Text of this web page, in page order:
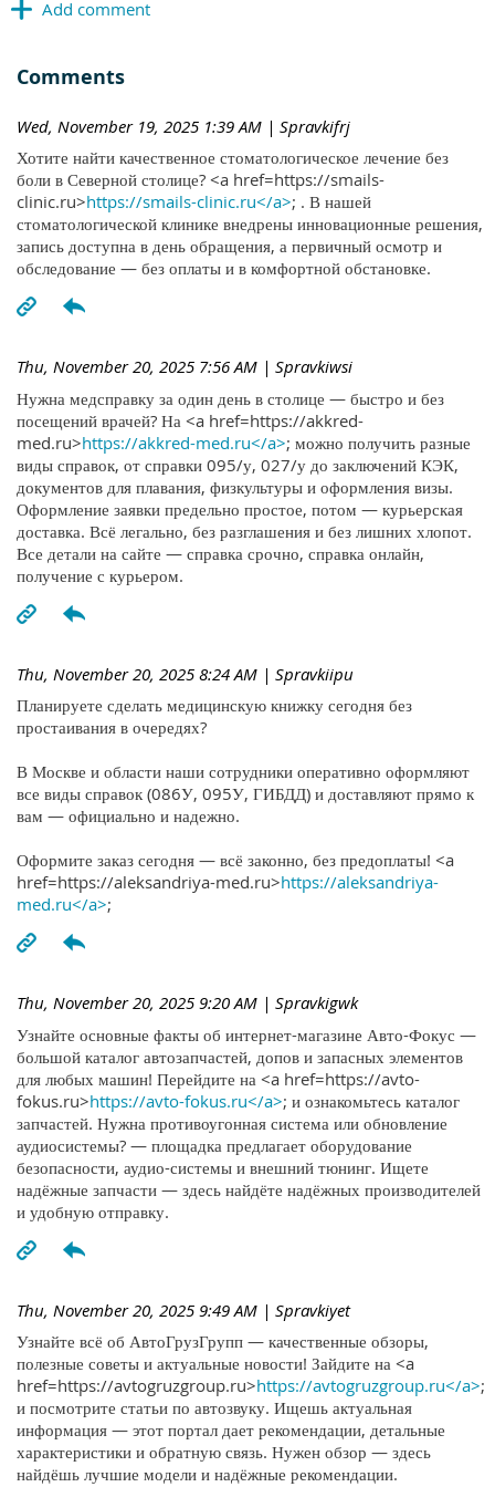
Comments
Wed, November 19, 2025 1:39 AM | Spravkifrj
Хотите найти качественное стоматологическое лечение без
боли в Северной столице? <a href=https://smails-
clinic.ru>https://smails-clinic.ru</a>; . В нашей
стоматологической клинике внедрены инновационные решения,
запись доступна в день обращения, а первичный осмотр и
обследование — без оплаты и в комфортной обстановке.
Thu, November 20, 2025 7:56 AM | Spravkiwsi
Нужна медсправку за один день в столице — быстро и без
посещений врачей? На <a href=https://akkred-
med.ru>https://akkred-med.ru</a>; можно получить разные
виды справок, от справки 095/у, 027/у до заключений КЭК,
документов для плавания, физкультуры и оформления визы.
Оформление заявки предельно простое, потом — курьерская
доставка. Всё легально, без разглашения и без лишних хлопот.
Все детали на сайте — справка срочно, справка онлайн,
получение с курьером.
Thu, November 20, 2025 8:24 AM | Spravkiipu
Планируете сделать медицинскую книжку сегодня без
простаивания в очередях?
В Москве и области наши сотрудники оперативно оформляют
все виды справок (086У, 095У, ГИБДД) и доставляют прямо к
вам — официально и надежно.
Оформите заказ сегодня — всё законно, без предоплаты! <a
href=https://aleksandriya-med.ru>https://aleksandriya-
med.ru</a>;
Thu, November 20, 2025 9:20 AM | Spravkigwk
Узнайте основные факты об интернет-магазине Авто-Фокус —
большой каталог автозапчастей, допов и запасных элементов
для любых машин! Перейдите на <a href=https://avto-
fokus.ru>https://avto-fokus.ru</a>; и ознакомьтесь каталог
запчастей. Нужна противоугонная система или обновление
аудиосистемы? — площадка предлагает оборудование
безопасности, аудио-системы и внешний тюнинг. Ищете
надёжные запчасти — здесь найдёте надёжных производителей
и удобную отправку.
Thu, November 20, 2025 9:49 AM | Spravkiyet
Узнайте всё об АвтоГрузГрупп — качественные обзоры,
полезные советы и актуальные новости! Зайдите на <a
href=https://avtogruzgroup.ru>https://avtogruzgroup.ru</a>;
и посмотрите статьи по автозвуку. Ищешь актуальная
информация — этот портал дает рекомендации, детальные
характеристики и обратную связь. Нужен обзор — здесь
найдёшь лучшие модели и надёжные рекомендации.